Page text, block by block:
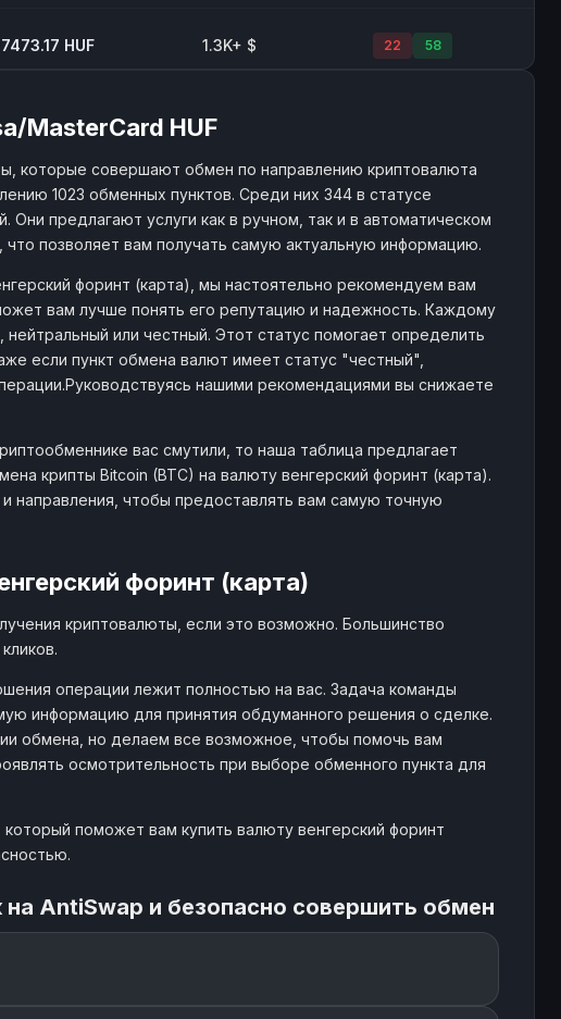
HUF 1.3K+ $ 22 58
HUF - $
MasterCard HUF
которые совершают обмен по направлению криптовалюта
1023 обменных пунктов. Среди них 344 в статусе
предлагают услуги как в ручном, так и в автоматическом
позволяет вам получать самую актуальную информацию.
форинт (карта), мы настоятельно рекомендуем вам
вам лучше понять его репутацию и надежность. Каждому
или честный. Этот статус помогает определить
если пункт обмена валют имеет статус "честный",
нашими рекомендациями вы снижаете
вас смутили, то наша таблица предлагает
крипты Bitcoin (BTC) на валюту венгерский форинт (карта).
чтобы предоставлять вам самую точную
форинт (карта)
криптовалюты, если это возможно. Большинство
операции лежит полностью на вас. Задача команды
информацию для принятия обдуманного решения о сделке.
обмена, но делаем все возможное, чтобы помочь вам
осмотрительность при выборе обменного пункта для
поможет вам купить валюту венгерский форинт
AntiSwap и безопасно совершить обмен